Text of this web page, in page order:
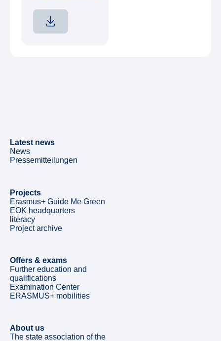
Latest news
News
Pressemitteilungen
Projects
Erasmus+ Guide Me Green
EOK headquarters
literacy
Project archive
Offers & exams
Further education and
qualifications
Examination Center
ERASMUS+ mobilities
About us
The state association of the